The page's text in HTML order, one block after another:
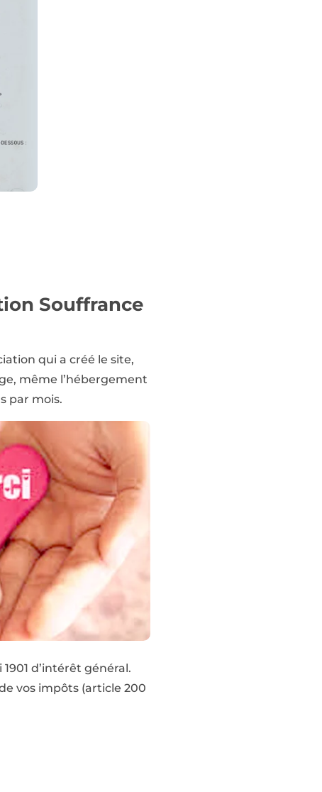
Souffrance
qui a créé le site,
même l’hébergement
par mois.
d’intérêt général.
vos impôts (article 200